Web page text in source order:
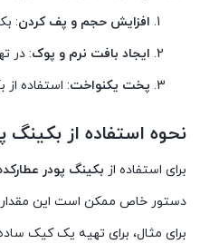
افزایش حجم و پف کردن:
ایجاد بافت نرم و پوک: در
پخت یکنواخت: استفاده
نحوه استفاده از
برای استفاده از بکینگ پودر
دستور خاص ممکن است این مقدار
برای مثال، برای تهیه یک کیک